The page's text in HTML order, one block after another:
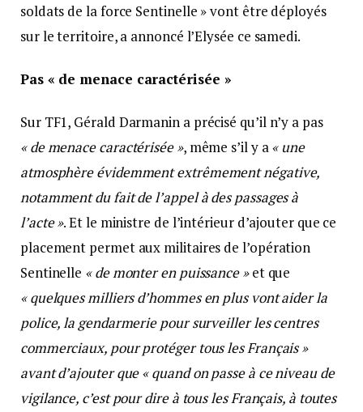
soldats de la force Sentinelle » vont être déployés
sur le territoire, a annoncé l’Elysée ce samedi.
Pas « de menace caractérisée »
Sur TF1, Gérald Darmanin a précisé qu’il n’y a pas
« de menace caractérisée », même s’il y a« une
atmosphère évidemment extrêmement négative,
notamment du fait de l’appel à des passages à
l’acte ». Et le ministre de l’intérieur d’ajouter que ce
placement permet aux militaires de l’opération
Sentinelle « de monter en puissance »et que
« quelques milliers d’hommes en plus vont aider la
police, la gendarmerie pour surveiller les centres
commerciaux, pour protéger tous les Français »
avant d’ajouter que « quand on passe à ce niveau de
vigilance, c’est pour dire à tous les Français, à toutes